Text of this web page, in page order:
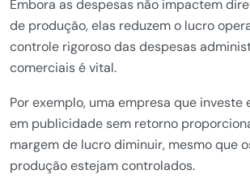
Embora as despesas não impactem
de produção, elas reduzem o lucro
controle rigoroso das despesas
comerciais é vital.
Por exemplo, uma empresa que investe
em publicidade sem retorno
margem de lucro diminuir, mesmo que
produção estejam controlados.